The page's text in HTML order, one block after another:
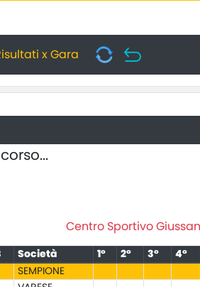
x Gara
corso...
Centro Sportivo
Società 1° 2° 3° 4°
SEMPIONE